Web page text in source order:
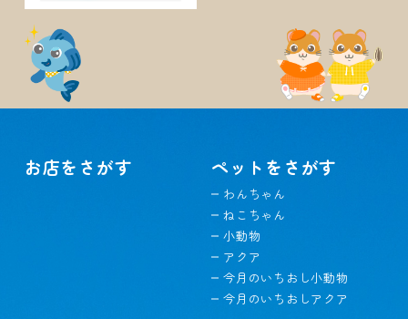
お店をさがす ペットをさがす
わんちゃん
ねこちゃん
小動物
アクア
今月のいちおし小動物
今月のいちおしアクア